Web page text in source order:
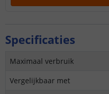
Specificaties
Maximaal verbruik
Vergelijkbaar met